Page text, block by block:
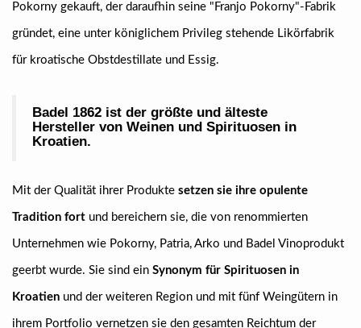
Pokorny gekauft, der daraufhin seine "Franjo Pokorny"-Fabrik
gründet, eine unter königlichem Privileg stehende Likörfabrik
für kroatische Obstdestillate und Essig.
Badel 1862 ist der größte und älteste
Hersteller von Weinen und Spirituosen in
Kroatien.
Mit der Qualität ihrer Produkte setzen sie ihre opulente
Tradition fort und bereichern sie, die von renommierten
Unternehmen wie Pokorny, Patria, Arko und Badel Vinoprodukt
geerbt wurde. Sie sind ein Synonym für Spirituosen in
Kroatien und der weiteren Region und mit fünf Weingütern in
ihrem Portfolio vernetzen sie den gesamten Reichtum der